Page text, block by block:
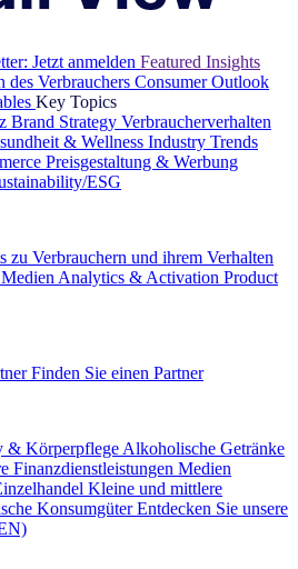
Jetzt anmelden Featured Insights
des Verbrauchers Consumer Outlook
Key Topics
Brand Strategy Verbraucherverhalten
& Wellness Industry Trends
Preisgestaltung & Werbung
ESG
zu Verbrauchern und ihrem Verhalten
Analytics & Activation Product
Finden Sie einen Partner
& Körperpflege Alkoholische Getränke
Finanzdienstleistungen Medien
Kleine und mittlere
Konsumgüter Entdecken Sie unsere